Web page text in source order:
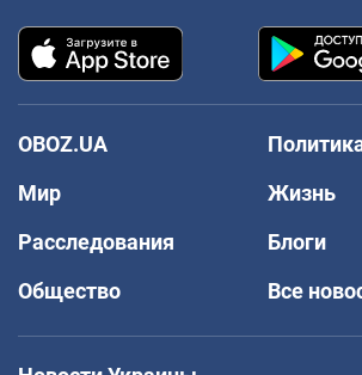
OBOZ.UA
Мир
Жизнь
Расследования
Блоги
Общество
Все